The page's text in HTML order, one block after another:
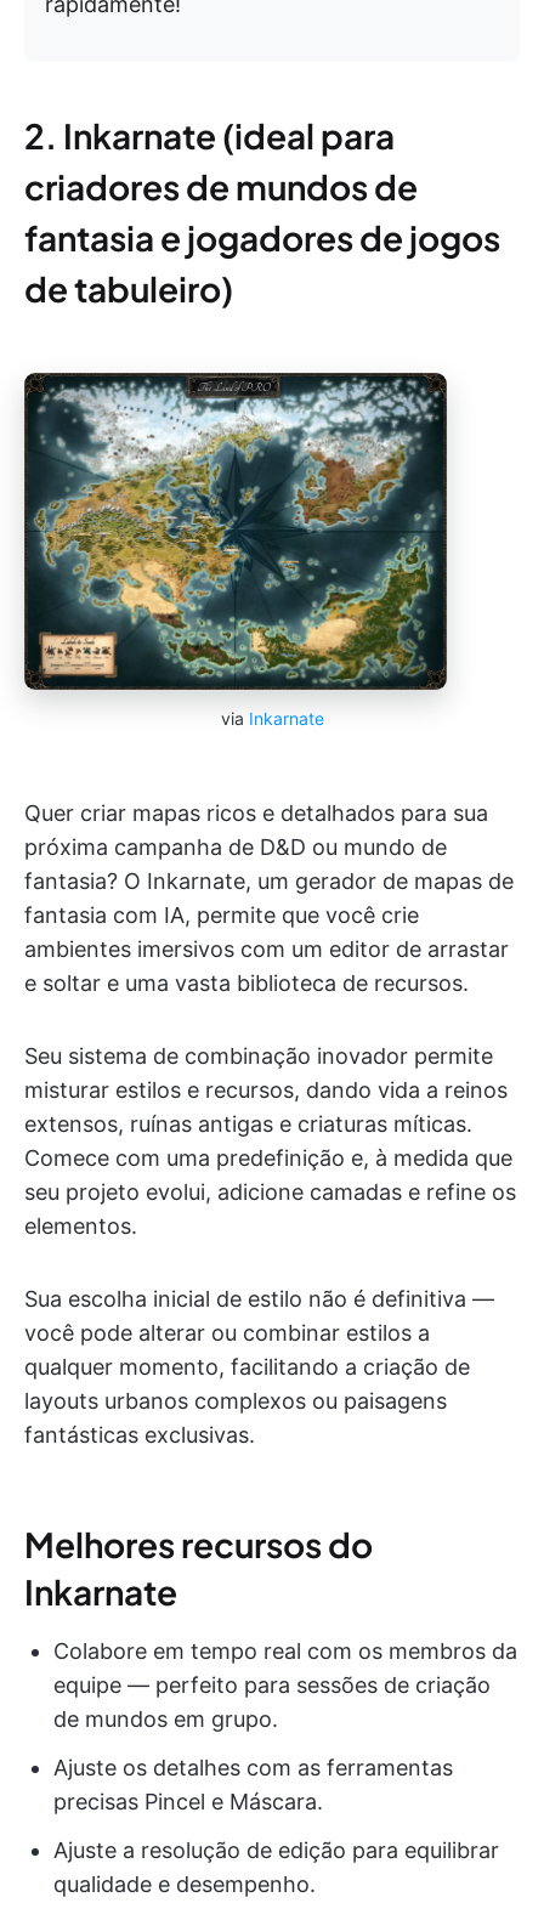
2. Inkarnate (ideal para
criadores de mundos de
fantasia e jogadores de jogos
de tabuleiro)
via Inkarnate
Quer criar mapas ricos e detalhados para sua
próxima campanha de D&D ou mundo de
fantasia? O Inkarnate, um gerador de mapas de
fantasia com IA, permite que você crie
ambientes imersivos com um editor de arrastar
e soltar e uma vasta biblioteca de recursos.
Seu sistema de combinação inovador permite
misturar estilos e recursos, dando vida a reinos
extensos, ruínas antigas e criaturas míticas.
Comece com uma predefinição e, à medida que
seu projeto evolui, adicione camadas e refine os
elementos.
Sua escolha inicial de estilo não é definitiva —
você pode alterar ou combinar estilos a
qualquer momento, facilitando a criação de
layouts urbanos complexos ou paisagens
fantásticas exclusivas.
Melhores recursos do
Inkarnate
Colabore em tempo real com os membros da
equipe — perfeito para sessões de criação
de mundos em grupo.
Ajuste os detalhes com as ferramentas
precisas Pincel e Máscara.
Ajuste a resolução de edição para equilibrar
qualidade e desempenho.